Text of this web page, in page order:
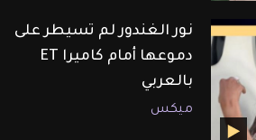
نور الغندور لم تسيطر على
دموعها أمام كاميرا ET
بالعربي
ميكس